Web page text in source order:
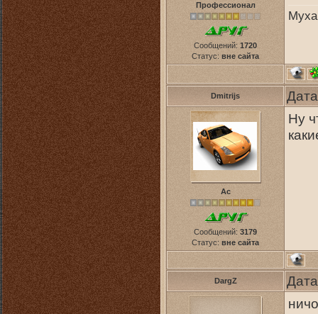
Профессионал
Сообщений: 1720
Статус: вне сайта
Dmitrijs
Ас
Сообщений: 3179
Статус: вне сайта
Ну
DargZ